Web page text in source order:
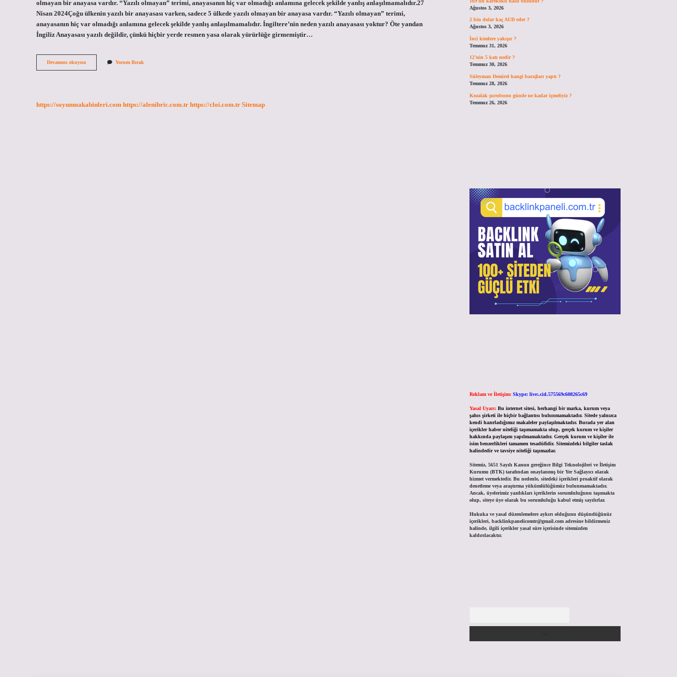
olmayan bir anayasa vardır. “Yazılı olmayan” terimi, anayasanın hiç var olmadığı anlamına gelecek şekilde yanlış anlaşılmamalıdır.27
Nisan 2024Çoğu ülkenin yazılı bir anayasası varken, sadece 5 ülkede yazılı olmayan bir anayasa vardır. “Yazılı olmayan” terimi,
anayasanın hiç var olmadığı anlamına gelecek şekilde yanlış anlaşılmamalıdır. İngiltere’nin neden yazılı anayasası yoktur? Öte yandan
İngiliz Anayasası yazılı değildir, çünkü hiçbir yerde resmen yasa olarak yürürlüğe girmemiştir…
Devamını okuyun
Ulkenin
Yorum Bırak
https://soyunmakabinleri.com https://alenibric.com.tr https://cloi.com.tr Sitemap
Ağustos 3, 2026
2 bin dolar kaç AUD eder ?
Ağustos 3, 2026
İnci kimlere yakışır ?
Temmuz 31, 2026
12’nin 5 katı nedir ?
Temmuz 30, 2026
Süleyman Demirel hangi barajları yaptı ?
Temmuz 28, 2026
Kozalak şurubunu günde ne kadar içmeliyiz ?
Temmuz 26, 2026
Reklam ve İletişim: Skype: live:.cid.575569c608265c69
Yasal Uyarı: Bu internet sitesi, herhangi bir marka, kurum veya
şahıs şirketi ile hiçbir bağlantısı bulunmamaktadır. Sitede yalnızca
kendi hazırladığımız makaleler paylaşılmaktadır. Burada yer alan
içerikler haber niteliği taşımamakta olup, gerçek kurum ve kişiler
hakkında paylaşım yapılmamaktadır. Gerçek kurum ve kişiler ile
isim benzerlikleri tamamen tesadüfidir. Sitemizdeki bilgiler taslak
halindedir ve tavsiye niteliği taşımazlar.
Sitemiz, 5651 Sayılı Kanun gereğince Bilgi Teknolojileri ve İletişim
Kurumu (BTK) tarafından onaylanmış bir Yer Sağlayıcı olarak
hizmet vermektedir. Bu nedenle, sitedeki içerikleri proaktif olarak
denetleme veya araştırma yükümlülüğümüz bulunmamaktadır.
Ancak, üyelerimiz yazdıkları içeriklerin sorumluluğunu taşımakta
olup, siteye üye olarak bu sorumluluğu kabul etmiş sayılırlar.
Hukuka ve yasal düzenlemelere aykırı olduğunu düşündüğünüz
içerikleri, backlinkpanelicomtr@gmail.comadresine bildirmeniz
halinde, ilgili içerikler yasal süre içerisinde sitemizden
kaldırılacaktır.